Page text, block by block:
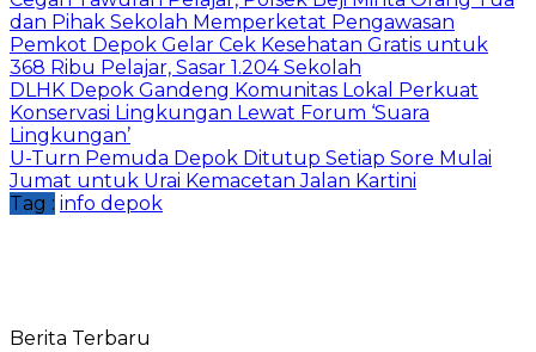
dan Pihak Sekolah Memperketat Pengawasan
Pemkot Depok Gelar Cek Kesehatan Gratis untuk
368 Ribu Pelajar, Sasar 1.204 Sekolah
DLHK Depok Gandeng Komunitas Lokal Perkuat
Konservasi Lingkungan Lewat Forum ‘Suara
Lingkungan’
U-Turn Pemuda Depok Ditutup Setiap Sore Mulai
Jumat untuk Urai Kemacetan Jalan Kartini
Tag : info depok
Berita Terbaru